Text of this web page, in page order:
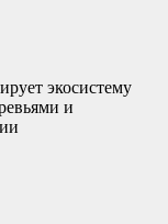
экосистему
и